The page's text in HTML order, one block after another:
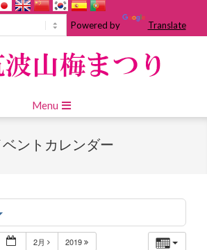
Powered by Translate
Menu
ベントカレンダー
2月 2019